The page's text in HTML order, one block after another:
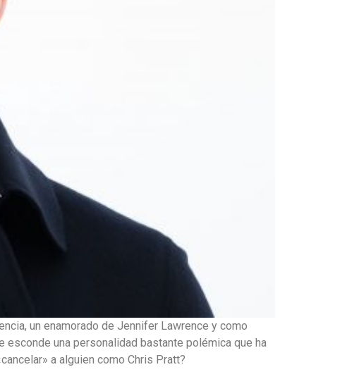
un enamorado de Jennifer Lawrence y como
una personalidad bastante polémica que ha
a alguien como Chris Pratt?